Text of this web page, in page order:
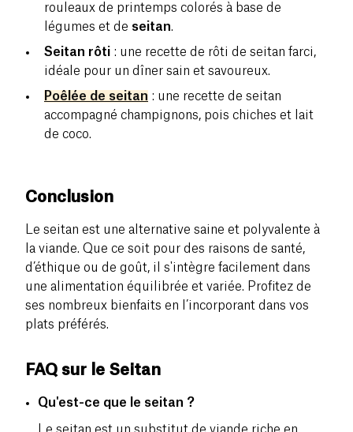
rouleaux de printemps colorés à base de
légumes et de seitan.
Seitan rôti : une recette de rôti de seitan farci,
idéale pour un dîner sain et savoureux.
Poêlée de seitan : une recette de seitan
accompagné champignons, pois chiches et lait
de coco.
Conclusion
Le seitan est une alternative saine et polyvalente à
la viande. Que ce soit pour des raisons de santé,
d’éthique ou de goût, il s'intègre facilement dans
une alimentation équilibrée et variée. Profitez de
ses nombreux bienfaits en l’incorporant dans vos
plats préférés.
FAQ sur le Seitan
Qu'est-ce que le seitan ?
Le seitan est un substitut de viande riche en